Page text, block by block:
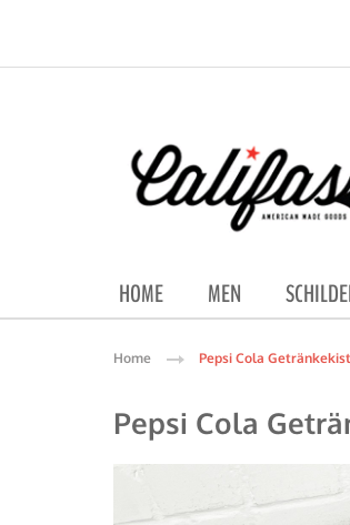
HOME MEN
Home Pepsi Cola
Pepsi Cola